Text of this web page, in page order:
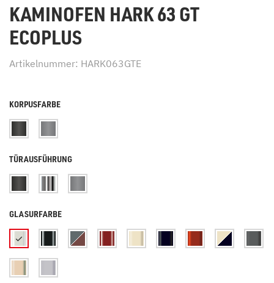
KAMINOFEN HARK 63 GT
ECOPLUS
Artikelnummer: HARK063GTE
KORPUSFARBE
TÜRAUSFÜHRUNG
GLASURFARBE